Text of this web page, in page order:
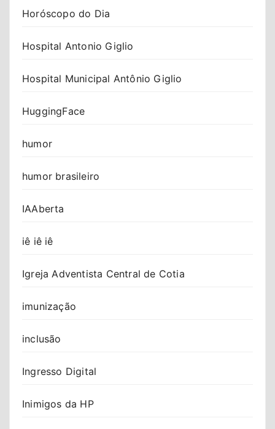
Horóscopo do Dia
Hospital Antonio Giglio
Hospital Municipal Antônio Giglio
HuggingFace
humor
humor brasileiro
IAAberta
iê iê iê
Igreja Adventista Central de Cotia
imunização
inclusão
Ingresso Digital
Inimigos da HP